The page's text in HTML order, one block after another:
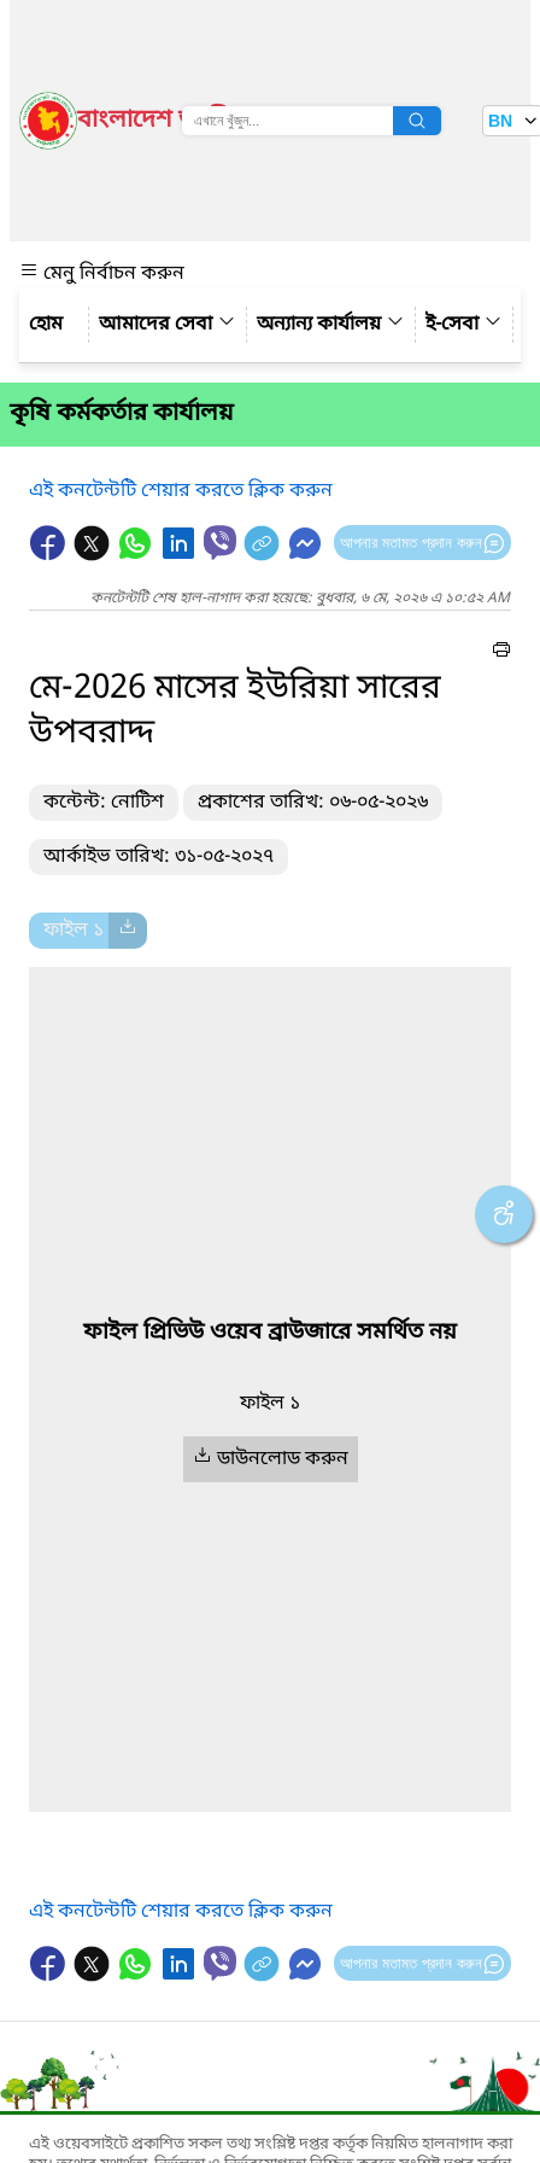
বাংলাদেশ জাতীয় তথ্য বাতায়ন BN
মেনু নির্বাচন করুন
আমাদের সেবা
অন্যান্য কার্যালয় ই-সেবা
কৃষি কর্মকর্তার কার্যালয়
এই কনটেন্টটি শেয়ার করতে ক্লিক করুন
আপনার মতামত প্রদান করুন
কনটেন্টটি শেষ হাল-নাগাদ করা হয়েছে: বুধবার, ৬ মে, ২০২৬ এ ১০:৫২ AM
মে-2026 মাসের ইউরিয়া সারের
উপবরাদ্দ
কন্টেন্ট: নোটিশ প্রকাশের তারিখ: ০৬-০৫-২০২৬
আর্কাইভ তারিখ: ৩১-০৫-২০২৭
ফাইল ১
ফাইল প্রিভিউ ওয়েব ব্রাউজারে সমর্থিত নয়
ফাইল ১
ডাউনলোড করুন
এই কনটেন্টটি শেয়ার করতে ক্লিক করুন
আপনার মতামত প্রদান করুন
এই ওয়েবসাইটে প্রকাশিত সকল তথ্য সংশ্লিষ্ট দপ্তর কর্তৃক নিয়মিত হালনাগাদ করা